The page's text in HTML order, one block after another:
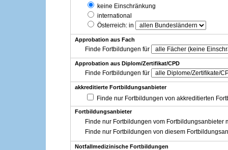
keine Einschränkung
international
Österreich: in
Approbation aus Fach
Finde Fortbildungen für
Approbation aus Diplom/Zertifikat/CPD
Finde Fortbildungen für
akkreditierte Fortbildungsanbieter
Finde nur Fortbildungen von akkreditierten
Fortbildungsanbieter
Finde nur Fortbildungen vom Fortbildungsanbieter
Finde nur Fortbildungen von diesem
Notfallmedizinische Fortbildungen